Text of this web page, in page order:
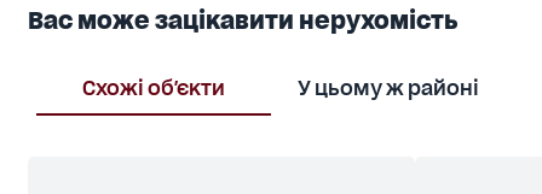
Вас може зацікавити нерухомість
Схожі об'єкти У цьому ж районі